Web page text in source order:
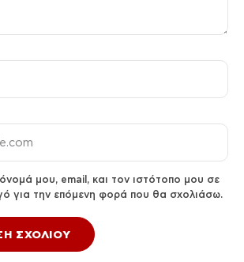
μου, email, και τον ιστότοπο μου σε
για την επόμενη φορά που θα σχολιάσω.